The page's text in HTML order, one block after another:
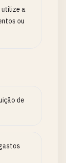
utilize a
ou
de